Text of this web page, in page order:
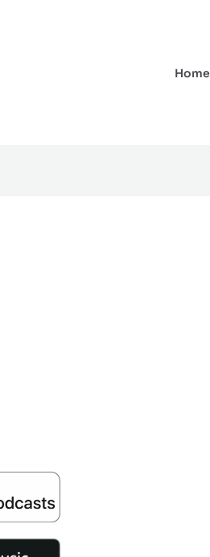
Home